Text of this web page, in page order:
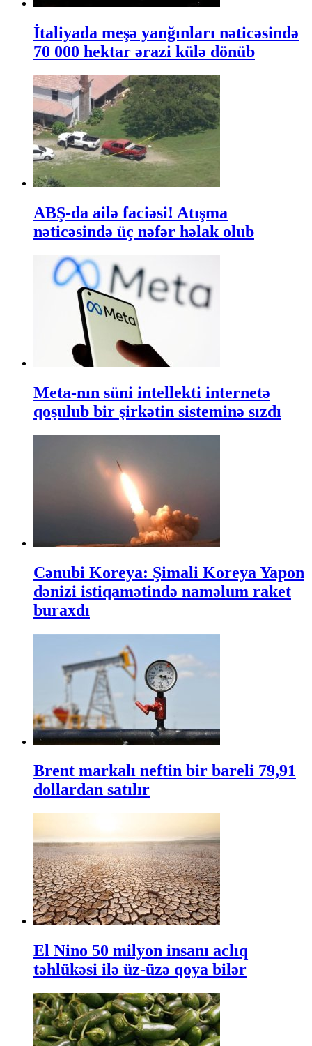
İtaliyada meşə yanğınları nəticəsində
70 000 hektar ərazi külə dönüb
ABŞ-da ailə faciəsi! Atışma
nəticəsində üç nəfər həlak olub
Meta-nın süni intellekti internetə
qoşulub bir şirkətin sisteminə sızdı
Cənubi Koreya: Şimali Koreya Yapon
dənizi istiqamətində naməlum raket
buraxdı
Brent markalı neftin bir bareli 79,91
dollardan satılır
El Nino 50 milyon insanı aclıq
təhlükəsi ilə üz-üzə qoya bilər